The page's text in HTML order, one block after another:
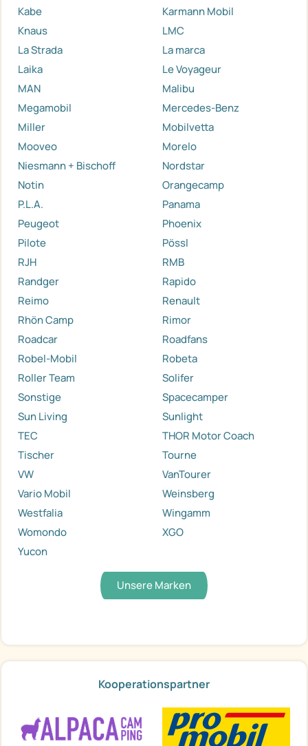
Kabe
Karmann Mobil
Knaus
LMC
La Strada
La marca
Laika
Le Voyageur
MAN
Malibu
Megamobil
Mercedes-Benz
Miller
Mobilvetta
Mooveo
Morelo
Niesmann + Bischoff
Nordstar
Notin
Orangecamp
P.L.A.
Panama
Peugeot
Phoenix
Pilote
Pössl
RJH
RMB
Randger
Rapido
Reimo
Renault
Rhön Camp
Rimor
Roadcar
Roadfans
Robel-Mobil
Robeta
Roller Team
Solifer
Sonstige
Spacecamper
Sun Living
Sunlight
TEC
THOR Motor Coach
Tischer
Tourne
VW
VanTourer
Vario Mobil
Weinsberg
Westfalia
Wingamm
Womondo
XGO
Yucon
Unsere Marken
Kooperationspartner